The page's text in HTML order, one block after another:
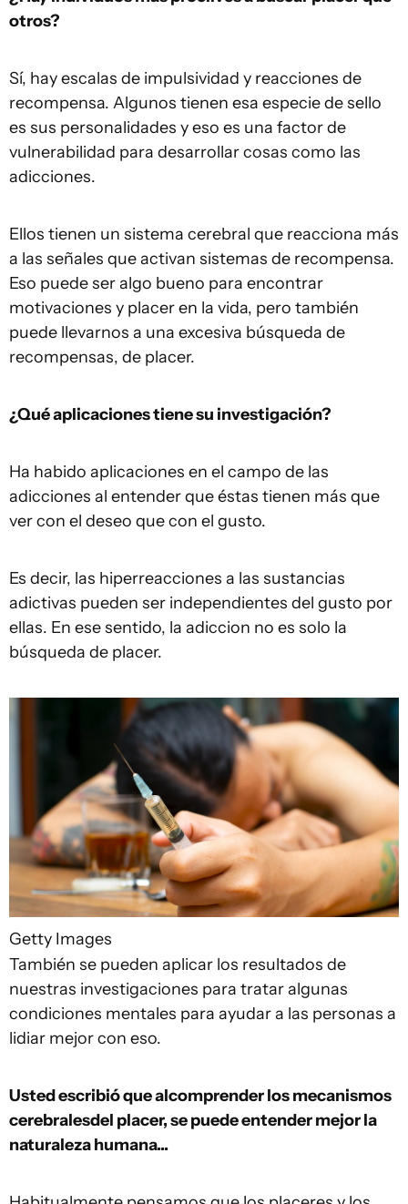
otros?
Sí, hay escalas de impulsividad y reacciones de
recompensa. Algunos tienen esa especie de sello
es sus personalidades y eso es una factor de
vulnerabilidad para desarrollar cosas como las
adicciones.
Ellos tienen un sistema cerebral que reacciona más
a las señales que activan sistemas de recompensa.
Eso puede ser algo bueno para encontrar
motivaciones y placer en la vida, pero también
puede llevarnos a una excesiva búsqueda de
recompensas, de placer.
¿Qué aplicaciones tiene su investigación?
Ha habido aplicaciones en el campo de las
adicciones al entender que éstas tienen más que
ver con el deseo que con el gusto.
Es decir, las hiperreacciones a las sustancias
adictivas pueden ser independientes del gusto por
ellas. En ese sentido, la adiccion no es solo la
búsqueda de placer.
Getty Images
También se pueden aplicar los resultados de
nuestras investigaciones para tratar algunas
condiciones mentales para ayudar a las personas a
lidiar mejor con eso.
Usted escribió quealcomprender los mecanismos
cerebralesdel placer,se puede entender mejor la
naturaleza humana...